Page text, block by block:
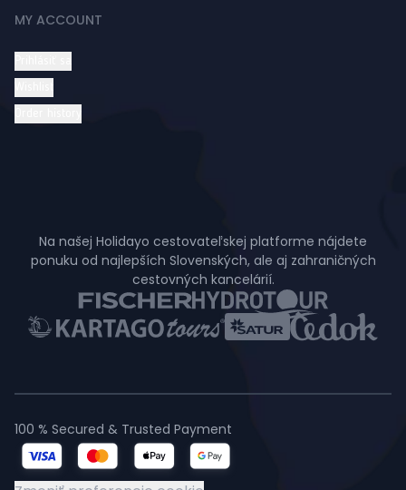
MY ACCOUNT
Na našej Holidayo cestovateľskej platforme nájdete
ponuku od najlepších Slovenských, ale aj zahraničných
cestovných kancelárií.
100 % Secured & Trusted Payment